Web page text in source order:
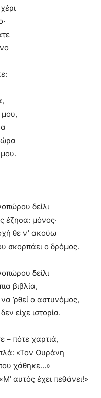
δείλι
έζησα: μόνος·
θε ν’ ακούω
σκορπάει ο δρόμος.
δείλι
βιβλία,
’ρθεί ο αστυνόμος,
είχε ιστορία.
– πότε χαρτιά,
«Τον Ουράνη
χάθηκε…»
αυτός έχει πεθάνει!»